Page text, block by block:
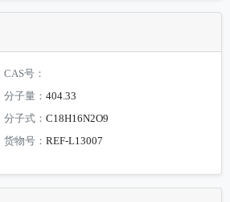
CAS号：
分子量：404.33
分子式：C18H16N2O9
货物号：REF-L13007